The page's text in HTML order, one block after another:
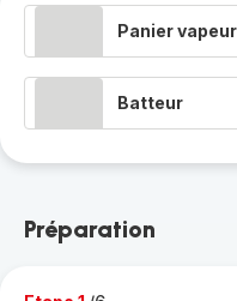
Panier vapeur
Batteur
Préparation